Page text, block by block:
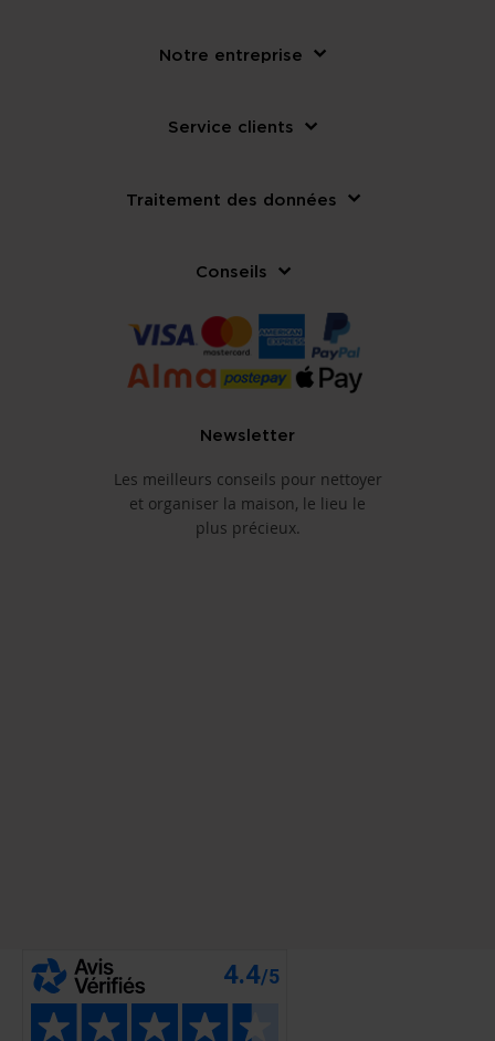
Notre entreprise
Service clients
Traitement des données
Conseils
Newsletter
Les meilleurs conseils pour nettoyer
et organiser la maison, le lieu le
plus précieux.